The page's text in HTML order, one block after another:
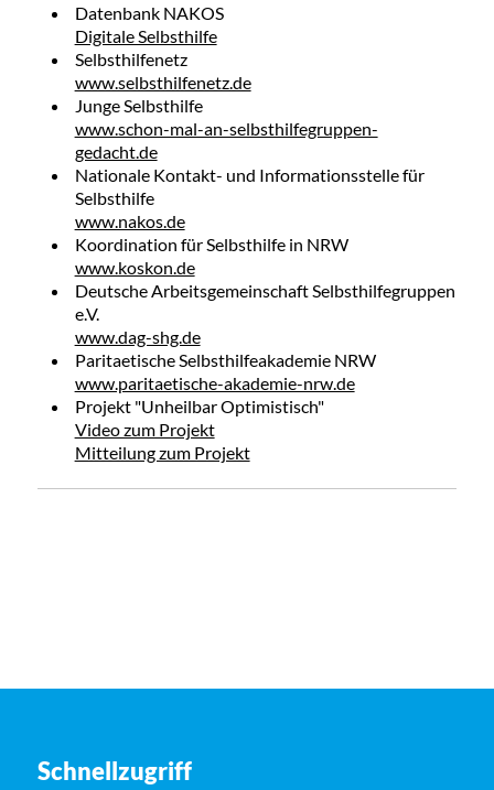
Datenbank NAKOS
Digitale Selbsthilfe
Selbsthilfenetz
www.selbsthilfenetz.de
Junge Selbsthilfe
www.schon-mal-an-selbsthilfegruppen-
gedacht.de
Nationale Kontakt- und Informationsstelle für
Selbsthilfe
www.nakos.de
Koordination für Selbsthilfe in NRW
www.koskon.de
Deutsche Arbeitsgemeinschaft Selbsthilfegruppen
e.V.
www.dag-shg.de
Paritaetische Selbsthilfeakademie NRW
www.paritaetische-akademie-nrw.de
Projekt "Unheilbar Optimistisch"
Video zum Projekt
Mitteilung zum Projekt
Schnellzugriff